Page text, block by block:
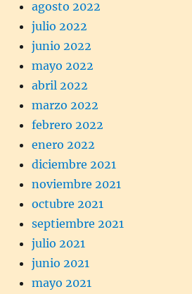
agosto 2022
julio 2022
junio 2022
mayo 2022
abril 2022
marzo 2022
febrero 2022
enero 2022
diciembre 2021
noviembre 2021
octubre 2021
septiembre 2021
julio 2021
junio 2021
mayo 2021